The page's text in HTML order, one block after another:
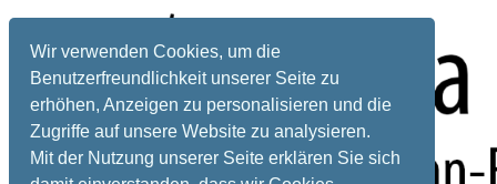
Wir verwenden Cookies, um die
Benutzerfreundlichkeit unserer Seite zu
erhöhen, Anzeigen zu personalisieren und die
Zugriffe auf unsere Website zu analysieren.
Mit der Nutzung unserer Seite erklären Sie sich